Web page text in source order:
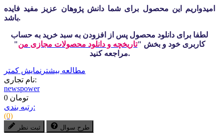
امیدواریم این محصول برای شما دانش پژوهان عزیز مفید فایده
باشد.
لطفا برای دانلود محصول پس از افزودن به سبد خرید به حساب
کاربری خود و بخش "تاریخچه و دانلود محصولات مجازی من"
مراجعه کنید.
مطالعه بیشتر نمایش کمتر
نام تجاری:
newspower
0 تومان
رتبه بندی:
(0)
ثبت نظر طرح سوال